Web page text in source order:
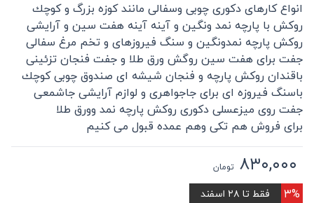
انواع كارهاى دكورى چوبى وسفالى مانند كوزه بزرگ و كوچك
روكش با پارچه نمد ونگين و آينه آينه هفت سين و آرايشى
روكش پارچه نمدونگين و سنگ فيروزهاى و تخم مرغ سفالى
جفت براى هفت سين روگش ورق طلا و جفت فنجان تزئينى
باقندان روكش پارچه و فنجان شيشه اى صندوق چوبى كوچك
باسنگ فيروزه اى براى جاجواهرى و لوازم آرايشى جاشمعى
جفت روى ميزعسلى دكورى روكش پارچه نمد وورق طلا
براى فروش هم تكى وهم عمده قبول مى كنيم
۸۳۰,۰۰۰ تومان
۳% فقط تا ۲۸ اسفند